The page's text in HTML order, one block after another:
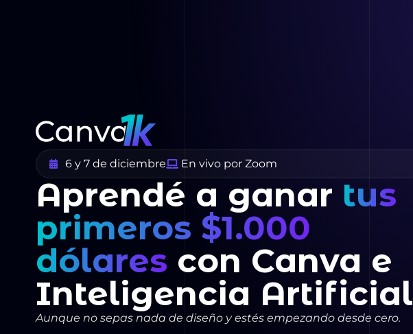
6 y 7 de diciembre En vivo por Zoom
Aprendé a ganar tus
primeros $1.000
dólares con Canva e
Inteligencia Artificial
Aunque no sepas nada de diseño y estés empezando desde cero.